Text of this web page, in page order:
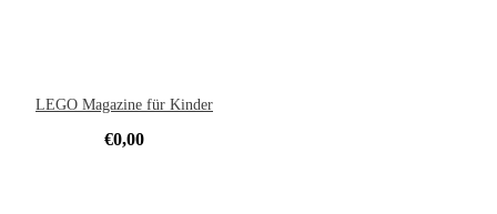
LEGO Magazine für Kinder
€0,00